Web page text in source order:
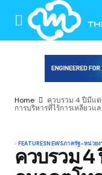
Home
ควบรวม 4 ปีมีแ
การบริหารที่ไร้การเหลียวแล
FEATURESNEWSภาครัฐ-หน่วยง
ควบรวม